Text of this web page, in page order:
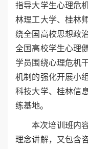
指导大学生心理危
林理工大学、桂林
绕全国高校思想政
全国高校学生心理
学员围绕心理危机
机制的强化开展小
科技大学、桂林信
练基地。
本次培训班内
理念讲解，又包含